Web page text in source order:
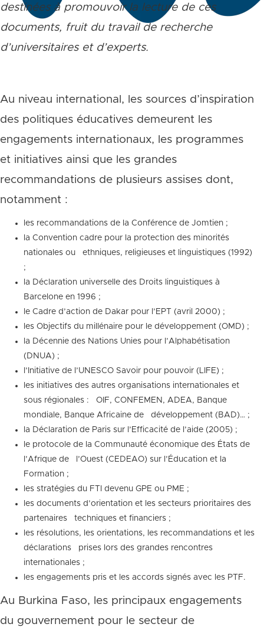
destinées à promouvoir la lecture de ces
documents, fruit du travail de recherche
d’universitaires et d’experts.
Au niveau international, les sources d’inspiration
des politiques éducatives demeurent les
engagements internationaux, les programmes
et initiatives ainsi que les grandes
recommandations de plusieurs assises dont,
notamment :
les recommandations de la Conférence de Jomtien ;
la Convention cadre pour la protection des minorités
nationales ou ethniques, religieuses et linguistiques (1992)
;
la Déclaration universelle des Droits linguistiques à
Barcelone en 1996 ;
le Cadre d’action de Dakar pour l’EPT (avril 2000) ;
les Objectifs du millénaire pour le développement (OMD) ;
la Décennie des Nations Unies pour l’Alphabétisation
(DNUA) ;
l’Initiative de l’UNESCO Savoir pour pouvoir (LIFE) ;
les initiatives des autres organisations internationales et
sous régionales : OIF, CONFEMEN, ADEA, Banque
mondiale, Banque Africaine de développement (BAD)… ;
la Déclaration de Paris sur l’Efficacité de l’aide (2005) ;
le protocole de la Communauté économique des États de
l’Afrique de l’Ouest (CEDEAO) sur l’Éducation et la
Formation ;
les stratégies du FTI devenu GPE ou PME ;
les documents d’orientation et les secteurs prioritaires des
partenaires techniques et financiers ;
les résolutions, les orientations, les recommandations et les
déclarations prises lors des grandes rencontres
internationales ;
les engagements pris et les accords signés avec les PTF.
Au Burkina Faso, les principaux engagements
du gouvernement pour le secteur de